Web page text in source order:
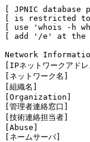
[ JPNIC
[ is restricted to
[ use 'whois -h
[ add '/e' at the
Network
[IPネットワー
[ネットワーク名
[組織名]
[Organization]
[管理者連
[技術連絡
[ネームサーバ]